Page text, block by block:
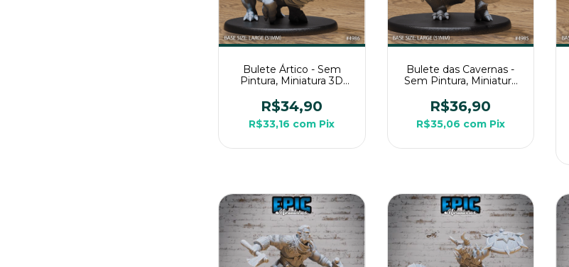
Bulete Ártico - Sem
Pintura, Miniatura 3D
Mesa
R$34,90
R$33,16 com Pix
Bulete das Cavernas -
Sem Pintura, Miniatura
Mesa
R$36,90
R$35,06 com Pix